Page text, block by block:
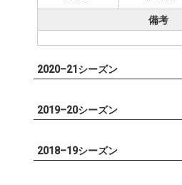
備考
2020–21シーズン
2019–20シーズン
2018–19シーズン